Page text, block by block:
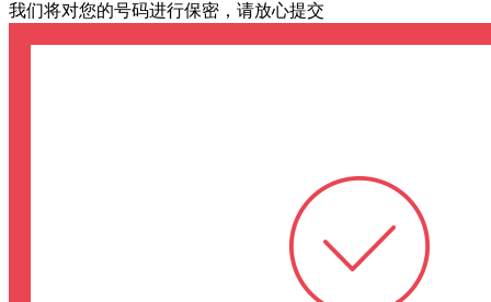
我们将对您的号码进行保密，请放心提交